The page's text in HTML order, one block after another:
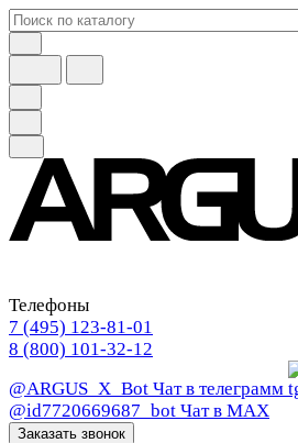
Телефоны
7 (495) 123-81-01
8 (800) 101-32-12
@ARGUS_X_Bot Чат в телеграмм
@id7720669687_bot Чат в МАХ
Заказать звонок